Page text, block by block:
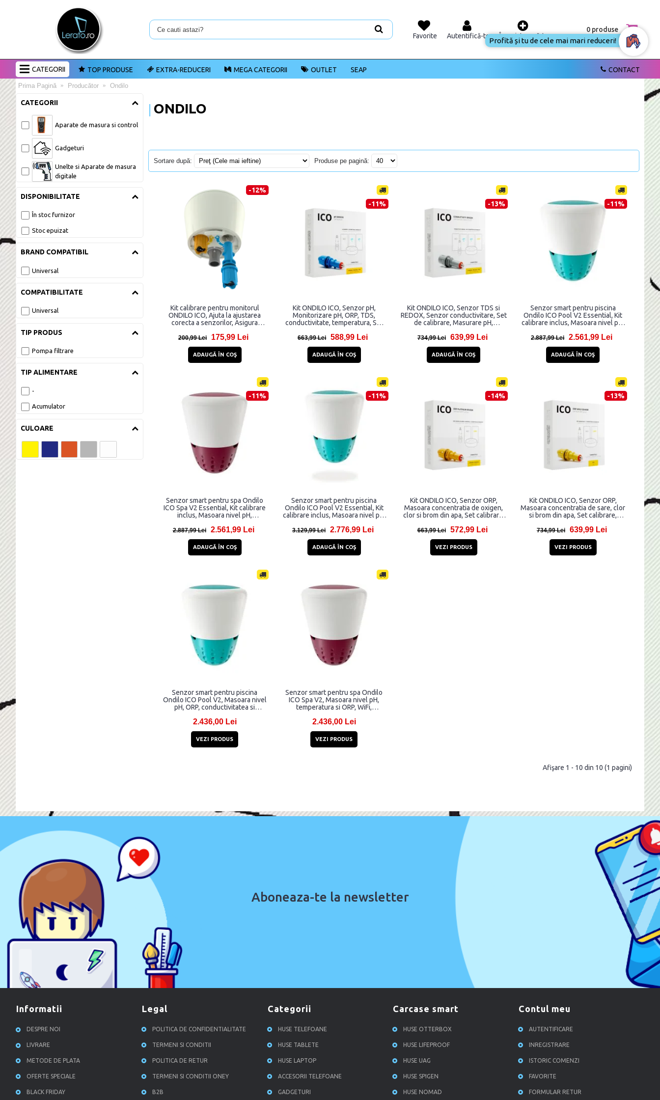
Favorite Autentifică-te Înregistrează-te
0 produse
CATEGORII CONTACT
TOP PRODUSE EXTRA-REDUCERI MEGA CATEGORII OUTLET SEAP
Prima Pagină Producător Ondilo
CATEGORII
Aparate de masura si control
Gadgeturi
Unelte si Aparate de masura
digitale
DISPONIBILITATE
În stoc furnizor
Stoc epuizat
BRAND COMPATIBIL
Universal
COMPATIBILITATE
Universal
TIP PRODUS
Pompa filtrare
TIP ALIMENTARE
-
Acumulator
CULOARE
ONDILO
Sortare după: Produse pe pagină:
-12%
Kit calibrare pentru monitorul
ONDILO ICO, Ajuta la ajustarea
corecta a senzorilor, Asigura
200,99 Lei 175,99 Lei
ADAUGĂ ÎN COŞ
-11%
Kit ONDILO ICO, Senzor pH,
Monitorizare pH, ORP, TDS,
conductivitate, temperatura, Set
663,99 Lei 588,99 Lei
ADAUGĂ ÎN COŞ
-13%
Kit ONDILO ICO, Senzor TDS si
REDOX, Senzor conductivitare, Set
de calibrare, Masurare pH,
734,99 Lei 639,99 Lei
ADAUGĂ ÎN COŞ
-11%
Senzor smart pentru piscina
Ondilo ICO Pool V2 Essential, Kit
calibrare inclus, Masoara nivel pH,
Bluetooth, Alb / Verde
2.887,99 Lei 2.561,99 Lei
ADAUGĂ ÎN COŞ
-11%
Senzor smart pentru spa Ondilo
ICO Spa V2 Essential, Kit calibrare
inclus, Masoara nivel pH,
Bluetooth, Alb / Mov
2.887,99 Lei 2.561,99 Lei
ADAUGĂ ÎN COŞ
-11%
Senzor smart pentru piscina
Ondilo ICO Pool V2 Essential, Kit
calibrare inclus, Masoara nivel pH,
conductivitatea, WiFi, Bluetooth,
3.129,99 Lei 2.776,99 Lei
ADAUGĂ ÎN COŞ
-14%
Kit ONDILO ICO, Senzor ORP,
Masoara concentratia de oxigen,
clor si brom din apa, Set calibrare,
663,99 Lei 572,99 Lei
VEZI PRODUS
-13%
Kit ONDILO ICO, Senzor ORP,
Masoara concentratia de sare, clor
si brom din apa, Set calibrare,
734,99 Lei 639,99 Lei
VEZI PRODUS
Senzor smart pentru piscina
Ondilo ICO Pool V2, Masoara nivel
pH, ORP, conductivitatea si
Verde
2.436,00 Lei
VEZI PRODUS
Senzor smart pentru spa Ondilo
ICO Spa V2, Masoara nivel pH,
temperatura si ORP, WiFi,
2.436,00 Lei
VEZI PRODUS
Afişare 1 - 10 din 10 (1 pagini)
Aboneaza-te la newsletter
informatii
DESPRE NOI
LIVRARE
METODE DE PLATA
OFERTE SPECIALE
BLACK FRIDAY
legal
POLITICA DE CONFIDENTIALITATE
TERMENI SI CONDITII
POLITICA DE RETUR
TERMENI SI CONDITII ONEY
B2B
categorii
HUSE TELEFOANE
HUSE TABLETE
HUSE LAPTOP
ACCESORII TELEFOANE
GADGETURI
carcase smart
HUSE OTTERBOX
HUSE LIFEPROOF
HUSE UAG
HUSE SPIGEN
HUSE NOMAD
contul meu
AUTENTIFICARE
INREGISTRARE
ISTORIC COMENZI
FAVORITE
FORMULAR RETUR
Profită și tu de cele mai mari reduceri!